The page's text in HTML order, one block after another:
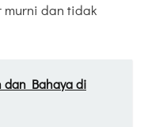
dan tidak
dan Bahaya di